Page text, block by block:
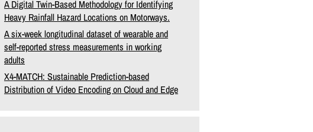
A Digital Twin-Based Methodology for Identifying
Heavy Rainfall Hazard Locations on Motorways.
A six-week longitudinal dataset of wearable and
self-reported stress measurements in working
adults
X4-MATCH: Sustainable Prediction-based
Distribution of Video Encoding on Cloud and Edge